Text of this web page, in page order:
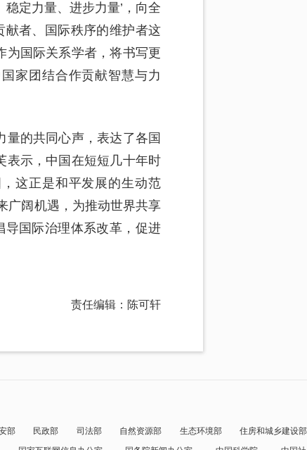
定力量、进步力量’，向全
者、国际秩序的维护者这
为国际关系学者，将书写更
家团结合作贡献智慧与力
量的共同心声，表达了各国
表示，中国在短短几十年时
这正是和平发展的生动范
广阔机遇，为推动世界共享
国际治理体系改革，促进
责任编辑：陈可轩
部 民政部 司法部 自然资源部 生态环境部 住房和城乡建设部